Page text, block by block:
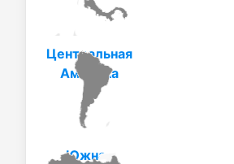
Центральная
Америка
Южная